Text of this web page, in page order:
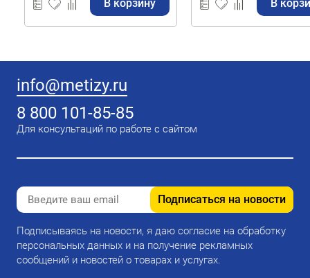
В корзину В
info@metizy.ru
8 800 101-85-85
Для консультаций по работе с сайтом
Подписаться на новости
Подписываясь на новости, я даю согласие на обработку
персональных данных и на получение рекламных
сообщений и новостей о товарах и услугах.